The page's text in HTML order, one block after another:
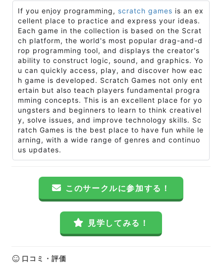
If you enjoy programming, scratch games is an ex
cellent place to practice and express your ideas.
Each game in the collection is based on the Scrat
ch platform, the world's most popular drag-and-d
rop programming tool, and displays the creator's
ability to construct logic, sound, and graphics. Yo
u can quickly access, play, and discover how eac
h game is developed. Scratch Games not only ent
ertain but also teach players fundamental progra
mming concepts. This is an excellent place for yo
ungsters and beginners to learn to think creativel
y, solve issues, and improve technology skills. Sc
ratch Games is the best place to have fun while le
arning, with a wide range of genres and continuo
us updates.
このサークルに参加する！
見学してみる！
口コミ・評価